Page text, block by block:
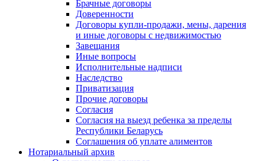
Брачные договоры
Доверенности
Договоры купли-продажи, мены, дарения
и иные договоры с недвижимостью
Завещания
Иные вопросы
Исполнительные надписи
Наследство
Приватизация
Прочие договоры
Согласия
Согласия на выезд ребенка за пределы
Республики Беларусь
Соглашения об уплате алиментов
Нотариальный архив